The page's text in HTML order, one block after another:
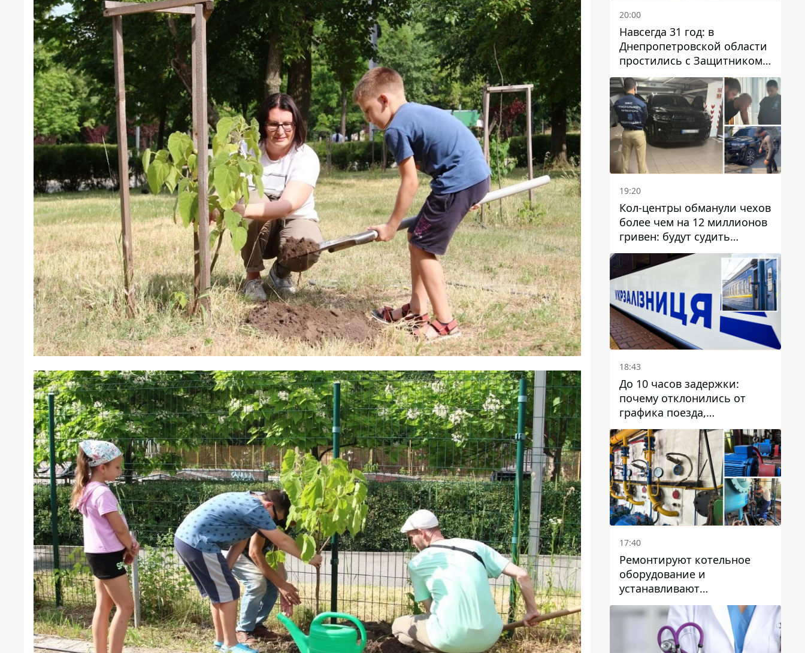
20:00
Навсегда 31 год: в
Днепропетровской области
простились с Защитником
Александром Репиным
19:20
Кол-центры обманули чехов
более чем на 12 миллионов
гривен: будут судить
днепрянина,
организовавшего
транснациональную
преступную организацию
18:43
До 10 часов задержки:
почему отклонились от
графика поезда,
курсирующие через Днепр
и область
17:40
Ремонтируют котельное
оборудование и
устанавливают
генераторные установки:
как в Днепре готовятся к
отопительному сезону